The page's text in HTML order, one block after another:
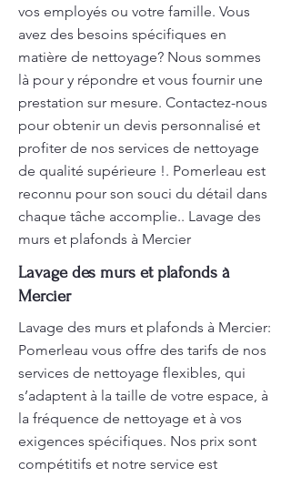
vos employés ou votre famille. Vous
avez des besoins spécifiques en
matière de nettoyage? Nous sommes
là pour y répondre et vous fournir une
prestation sur mesure. Contactez-nous
pour obtenir un devis personnalisé et
profiter de nos services de nettoyage
de qualité supérieure !. Pomerleau est
reconnu pour son souci du détail dans
chaque tâche accomplie.. Lavage des
murs et plafonds à Mercier
Lavage des murs et plafonds à
Mercier
Lavage des murs et plafonds à Mercier:
Pomerleau vous offre des tarifs de nos
services de nettoyage flexibles, qui
s’adaptent à la taille de votre espace, à
la fréquence de nettoyage et à vos
exigences spécifiques. Nos prix sont
compétitifs et notre service est